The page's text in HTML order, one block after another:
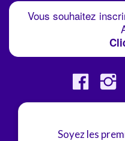
Vous souhaitez
Soyez les